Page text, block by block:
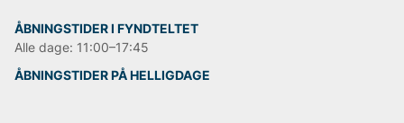
ÅBNINGSTIDER I FYNDTELTET
Alle dage: 11:00–17:45
ÅBNINGSTIDER PÅ HELLIGDAGE